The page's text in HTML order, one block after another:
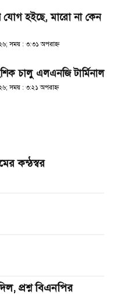
যোগ হইছে, মারো না কেন
সময় : ৩:৩১ অপরাহ্ণ
চালু এলএনজি টার্মিনাল
সময় : ৩:২১ অপরাহ্ণ
কন্ঠস্বর
প্রশ্ন বিএনপির